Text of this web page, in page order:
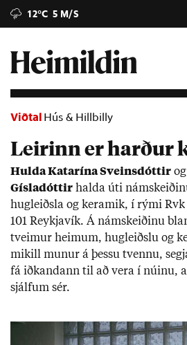
12°C 5 M/S
Viðtal Hús & Hillbilly
Leirinn er harður
Hulda Katarína Sveins­dótt­ir og
Gísla­dótt­ir halda úti
hug­leiðsla og kera­mik, í rými Rvk
101 Reykja­vík. Á nám­skeið­inu
tveim­ur heim­um, hug­leiðslu og
mik­ill mun­ur á þessu tvennu,
fá iðk­and­ann til að vera í nú­inu,
sjálf­um sér.